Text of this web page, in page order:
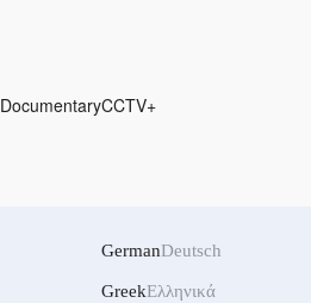
DocumentaryCCTV+
GermanDeutsch
GreekΕλληνικά